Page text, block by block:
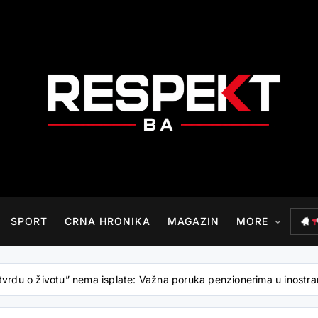
SPORT CRNA HRONIKA MAGAZIN MORE
o životu” nema isplate: Važna poruka penzionerima u